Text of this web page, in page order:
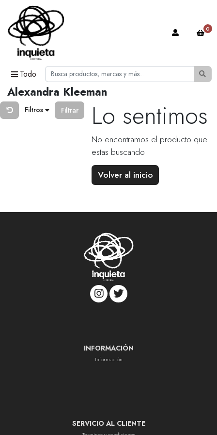
Todo
0
Alexandra Kleeman
Filtros Filtrar Lo sentimos
No encontramos el producto que
estas buscando
Volver al inicio
INFORMACIÓN
Información
SERVICIO AL CLIENTE